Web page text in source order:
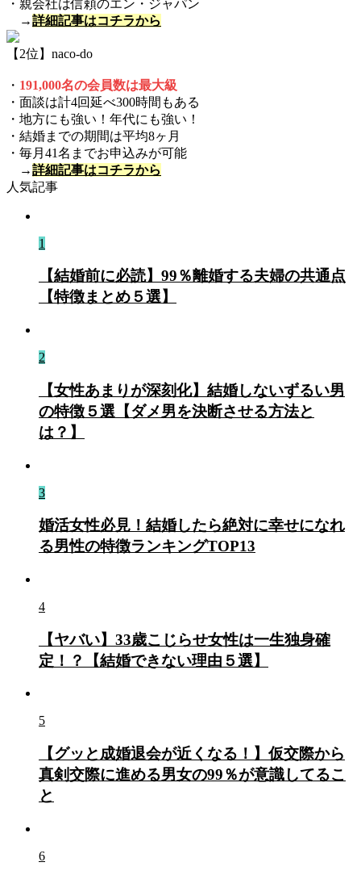
・親会社は信頼のエン・ジャパン
→詳細記事はコチラから
【2位】naco-do
・ 191,000名の会員数は最大級
・面談は計4回延べ300時間もある
・地方にも強い！年代にも強い！
・結婚までの期間は平均8ヶ月
・毎月41名までお申込みが可能
→詳細記事はコチラから
人気記事
1
【結婚前に必読】99％離婚する夫婦の共通点
【特徴まとめ５選】
2
【女性あまりが深刻化】結婚しないずるい男
の特徴５選【ダメ男を決断させる方法と
は？】
3
婚活女性必見！結婚したら絶対に幸せになれ
る男性の特徴ランキングTOP13
4
【ヤバい】33歳こじらせ女性は一生独身確
定！？【結婚できない理由５選】
5
【グッと成婚退会が近くなる！】仮交際から
真剣交際に進める男女の99％が意識してるこ
と
6